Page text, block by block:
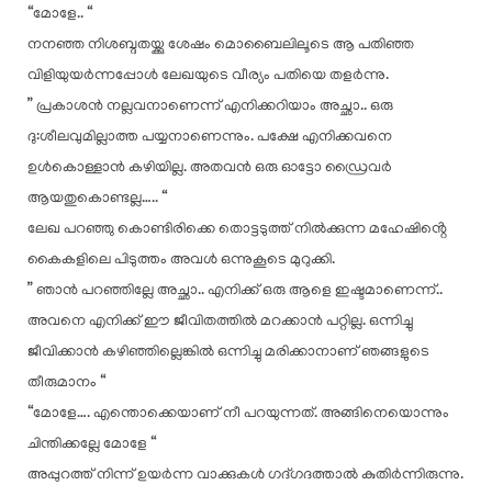
“മോളേ.. “
നനഞ്ഞ നിശബ്ദതയ്ക്കു ശേഷം മൊബൈലിലൂടെ ആ പതിഞ്ഞ
വിളിയുയർന്നപ്പോൾ ലേഖയുടെ വീര്യം പതിയെ തളർന്നു.
” പ്രകാശൻ നല്ലവനാണെന്ന് എനിക്കറിയാം അച്ഛാ.. ഒരു
ദു:ശീലവുമില്ലാത്ത പയ്യനാണെന്നും. പക്ഷേ എനിക്കവനെ
ഉൾകൊള്ളാൻ കഴിയില്ല. അതവൻ ഒരു ഓട്ടോ ഡ്രൈവർ
ആയതുകൊണ്ടല്ല….. “
ലേഖ പറഞ്ഞു കൊണ്ടിരിക്കെ തൊട്ടടുത്ത് നിൽക്കുന്ന മഹേഷിൻ്റെ
കൈകളിലെ പിടുത്തം അവൾ ഒന്നുകൂടെ മുറുക്കി.
” ഞാൻ പറഞ്ഞില്ലേ അച്ഛാ.. എനിക്ക് ഒരു ആളെ ഇഷ്ടമാണെന്ന്..
അവനെ എനിക്ക് ഈ ജീവിതത്തിൽ മറക്കാൻ പറ്റില്ല. ഒന്നിച്ചു
ജീവിക്കാൻ കഴിഞ്ഞില്ലെങ്കിൽ ഒന്നിച്ചു മരിക്കാനാണ് ഞങ്ങളുടെ
തീരുമാനം “
“മോളേ…. എന്തൊക്കെയാണ് നീ പറയുന്നത്. അങ്ങിനെയൊന്നും
ചിന്തിക്കല്ലേ മോളേ “
അപ്പുറത്ത് നിന്ന് ഉയർന്ന വാക്കുകൾ ഗദ്ഗദത്താൽ കുതിർന്നിരുന്നു.